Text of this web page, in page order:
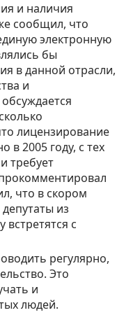
и наличия
сообщил, что
электронную
бы
в данной отрасли,
и
лицензирование
в 2005 году, с тех
требует
что в скором
из
встретятся с
Это
и
людей.